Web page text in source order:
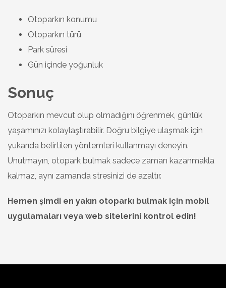
Otoparkın konumu
Otoparkın türü
Park süresi
Gün içinde yoğunluk
Sonuç
Otoparkın mevcut olup olmadığını öğrenmek, günlük
yaşamınızı kolaylaştırabilir. Doğru bilgiye ulaşmak için
yukarıda belirtilen yöntemleri kullanmayı deneyin.
Unutmayın, otopark bulmak sadece zaman kazanmakla
kalmaz, aynı zamanda stresinizi de azaltır.
Hemen şimdi en yakın otoparkı bulmak için mobil
uygulamaları veya web sitelerini kontrol edin!